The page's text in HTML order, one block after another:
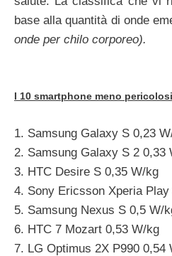
base alla quantità di onde
onde per chilo corporeo).
I 10 smartphone meno
1. Samsung Galaxy S 0,23
2. Samsung Galaxy S 2 0,33
3. HTC Desire S 0,35 W/kg
4. Sony Ericsson Xperia
5. Samsung Nexus S 0,5 W/
6. HTC 7 Mozart 0,53 W/kg
7. LG Optimus 2X P990 0,54